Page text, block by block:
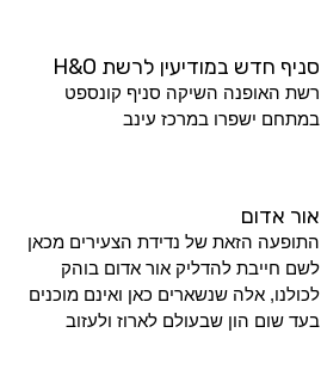
סניף חדש במודיעין לרשת H&O
רשת האופנה השיקה סניף קונספט
במתחם ישפרו במרכז עינב
אור אדום
התופעה הזאת של נדידת הצעירים מכאן
לשם חייבת להדליק אור אדום בוהק
לכולנו, אלה שנשארים כאן ואינם מוכנים
בעד שום הון שבעולם לארוז ולעזוב